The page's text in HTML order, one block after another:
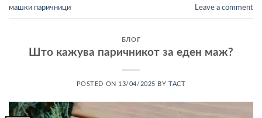
машки паричници
Leave a comment
БЛОГ
Што кажува паричникот за еден маж?
POSTED ON 13/04/2025 BYTACT